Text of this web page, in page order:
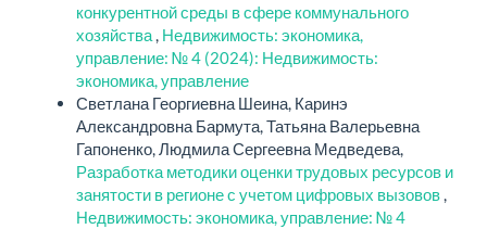
конкурентной среды в сфере коммунального
хозяйства, Недвижимость: экономика,
управление: № 4 (2024): Недвижимость:
экономика, управление
Светлана Георгиевна Шеина, Каринэ
Александровна Бармута, Татьяна Валерьевна
Гапоненко, Людмила Сергеевна Медведева,
Разработка методики оценки трудовых ресурсов и
занятости в регионе с учетом цифровых вызовов,
Недвижимость: экономика, управление: № 4